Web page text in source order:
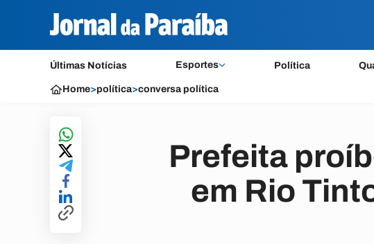
Últimas Notícias Esportes Política
Home>política>conversa política
Prefeita
em Rio